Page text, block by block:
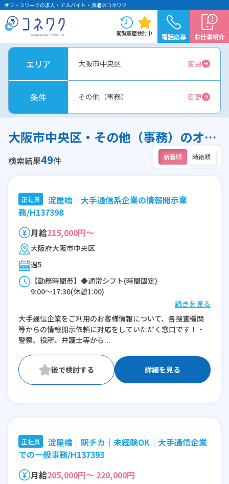
オフィスワークの求人・アルバイト・派遣はコネワク
閲覧履歴検討中 電話応募 お仕事紹介
エリア 大阪市中央区 変更
条件 その他（事務） 変更
大阪市中央区・その他（事務）のオフィスワーク求人
検索結果49件 新着順 時給順
正社員
淀屋橋｜大手通信系企業の情報開示業
務/H137398
月給215,000円～
大阪府大阪市中央区
週5
【勤務時間帯】◆通常シフト(時間固定)
9:00〜17:30(休憩1:00)
※残業：0〜5時間程度/月
続きを見る
大手通信企業をご利用のお客様情報について、各捜査機関
等からの情報開示依頼に対応をしていただく窓口です！・
警察、役所、弁護士等から...
詳細を見る
正社員
淀屋橋｜駅チカ｜未経験OK｜大手通信企業
での一般事務/H137393
月給205,000円～ 220,000円